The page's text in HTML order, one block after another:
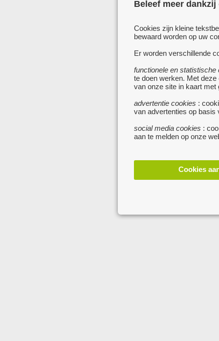
Beleef meer
Cookies zijn kleine
bewaard worden op uw
Er worden verschillende
functionele en statistische
te doen werken. Met
van onze site in kaart met
advertentie cookies :
van advertenties op basis
social media cookies :
aan te melden op onze
Cookies